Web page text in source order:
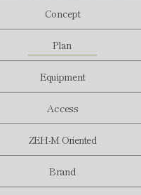
Concept
Plan
Equipment
Access
ZEH-M Oriented
Brand